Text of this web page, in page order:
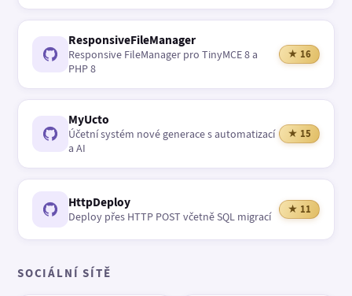
ResponsiveFileManager
Responsive FileManager pro TinyMCE 8 a
PHP 8
★ 16
MyUcto
Účetní systém nové generace s automatizací
a AI
★ 15
HttpDeploy
Deploy přes HTTP POST včetně SQL migrací
★ 11
SOCIÁLNÍ SÍTĚ